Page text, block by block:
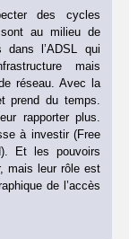
des cycles
sont au milieu de
dans l’ADSL qui
mais
réseau. Avec la
prend du temps.
rapporter plus.
à investir (Free
Et les pouvoirs
mais leur rôle est
de l’accès